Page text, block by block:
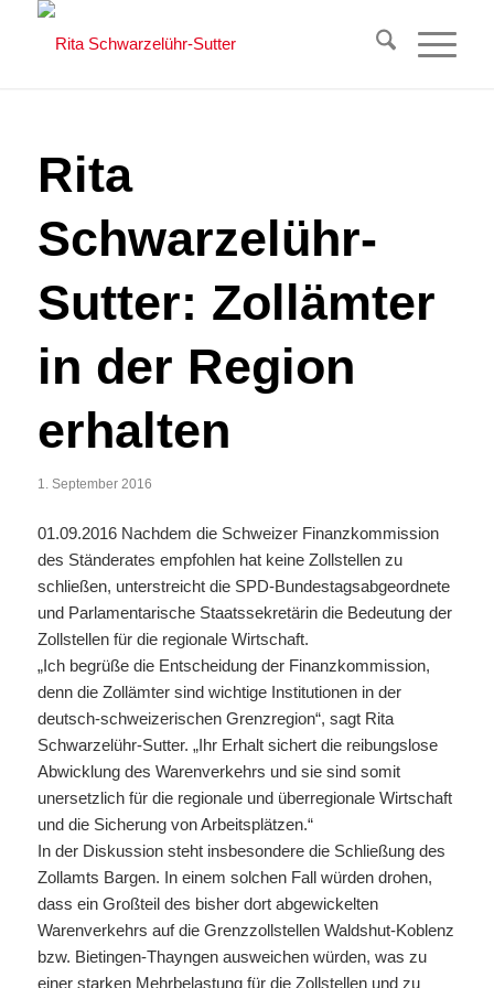
Rita
Schwarzelühr-
Sutter: Zollämter
in der Region
erhalten
1. September 2016
01.09.2016 Nachdem die Schweizer Finanzkommission
des Ständerates empfohlen hat keine Zollstellen zu
schließen, unterstreicht die SPD-Bundestagsabgeordnete
und Parlamentarische Staatssekretärin die Bedeutung der
Zollstellen für die regionale Wirtschaft.
„Ich begrüße die Entscheidung der Finanzkommission,
denn die Zollämter sind wichtige Institutionen in der
deutsch-schweizerischen Grenzregion“, sagt Rita
Schwarzelühr-Sutter. „Ihr Erhalt sichert die reibungslose
Abwicklung des Warenverkehrs und sie sind somit
unersetzlich für die regionale und überregionale Wirtschaft
und die Sicherung von Arbeitsplätzen.“
In der Diskussion steht insbesondere die Schließung des
Zollamts Bargen. In einem solchen Fall würden drohen,
dass ein Großteil des bisher dort abgewickelten
Warenverkehrs auf die Grenzzollstellen Waldshut-Koblenz
bzw. Bietingen-Thayngen ausweichen würden, was zu
einer starken Mehrbelastung für die Zollstellen und zu